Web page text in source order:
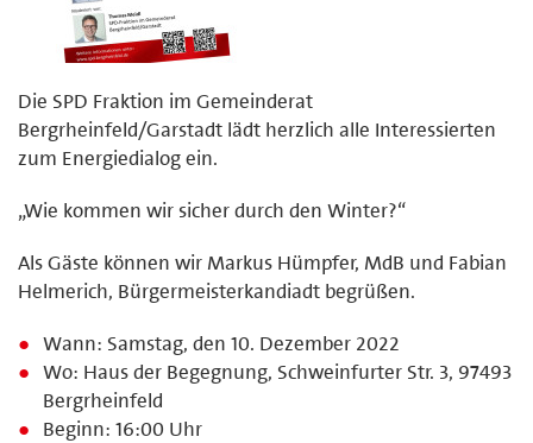
Die SPD Fraktion im Gemeinderat
Bergrheinfeld/Garstadt lädt herzlich alle Interessierten
zum Energiedialog ein.
„Wie kommen wir sicher durch den Winter?“
Als Gäste können wir Markus Hümpfer, MdB und Fabian
Helmerich, Bürgermeisterkandiadt begrüßen.
Wann: Samstag, den 10. Dezember 2022
Wo: Haus der Begegnung, Schweinfurter Str. 3, 97493
Bergrheinfeld
Beginn: 16:00 Uhr